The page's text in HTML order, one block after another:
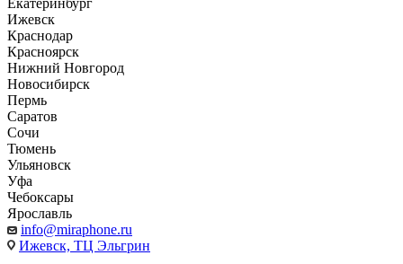
Екатеринбург
Ижевск
Краснодар
Красноярск
Нижний Новгород
Новосибирск
Пермь
Саратов
Сочи
Тюмень
Ульяновск
Уфа
Чебоксары
Ярославль
info@miraphone.ru
Ижевск, ТЦ Эльгрин